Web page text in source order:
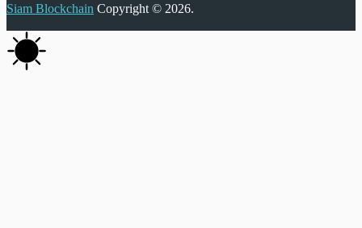
Siam Blockchain Copyright © 2026.